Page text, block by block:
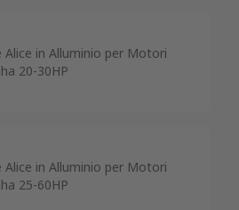
Alice in Alluminio per Motori
20-30HP
Alice in Alluminio per Motori
25-60HP